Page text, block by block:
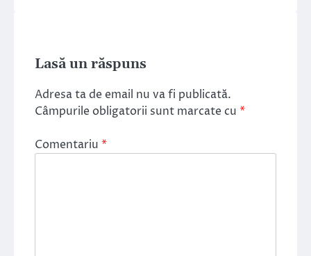
Lasă un răspuns
Adresa ta de email nu va fi publicată.
Câmpurile obligatorii sunt marcate cu *
Comentariu *